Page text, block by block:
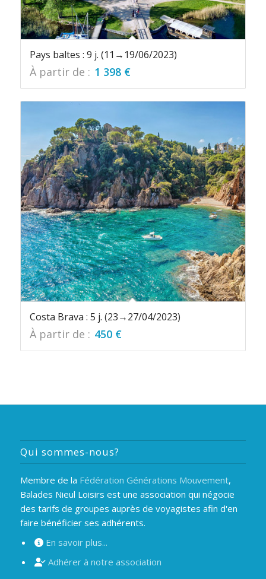
Pays baltes : 9 j. (11→19/06/2023)
À partir de : 1 398 €
Costa Brava : 5 j. (23→27/04/2023)
À partir de : 450 €
Qui sommes-nous?
Membre de la Fédération Générations Mouvement,
Balades Nieul Loisirs est une association qui négocie
des tarifs de groupes auprès de voyagistes afin d'en
faire bénéficier ses adhérents.
En savoir plus...
Adhérer à notre association